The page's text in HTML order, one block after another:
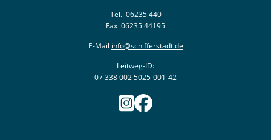
Tel. 06235 440
Fax 06235 44195
E-Mail info@schifferstadt.de
Leitweg-ID:
07 338 002 5025-001-42